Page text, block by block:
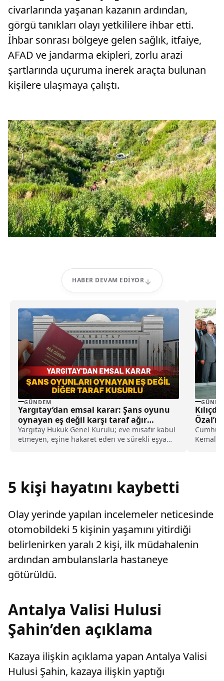
civarlarında yaşanan kazanın ardından,
görgü tanıkları olayı yetkililere ihbar etti.
İhbar sonrası bölgeye gelen sağlık, itfaiye,
AFAD ve jandarma ekipleri, zorlu arazi
şartlarında uçuruma inerek araçta bulunan
kişilere ulaşmaya çalıştı.
HABER DEVAM EDIYOR
GÜNDEM
Yargıtay’dan emsal karar: Şans oyunu
oynayan eş değil karşı taraf ağır
kusurlu sayıldı
Yargıtay Hukuk Genel Kurulu; eve misafir kabul
etmeyen, eşine hakaret eden ve sürekli eşya
Kemal
5 kişi hayatını kaybetti
Olay yerinde yapılan incelemeler neticesinde
otomobildeki 5 kişinin yaşamını yitirdiği
belirlenirken yaralı 2 kişi, ilk müdahalenin
ardından ambulanslarla hastaneye
götürüldü.
Antalya Valisi Hulusi
Şahin’den açıklama
Kazaya ilişkin açıklama yapan Antalya Valisi
Hulusi Şahin, kazaya ilişkin yaptığı